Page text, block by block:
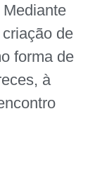
de
forma de
à